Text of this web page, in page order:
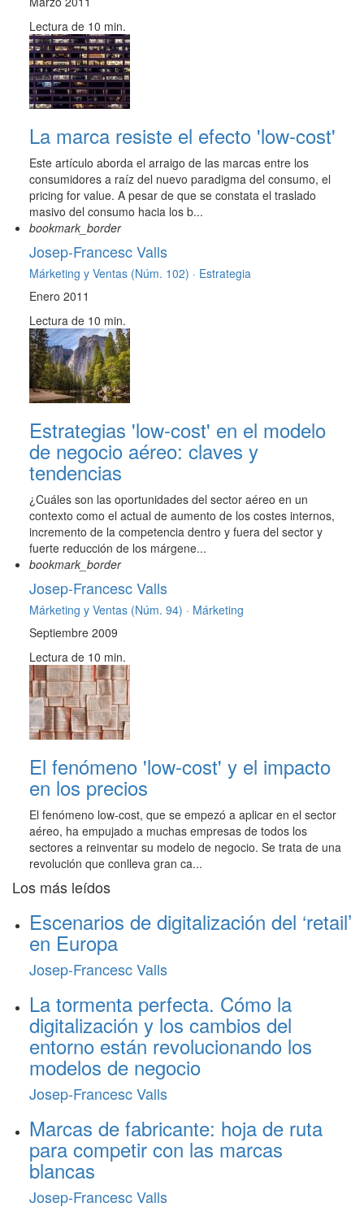
Lectura de 10 min.
La marca resiste el efecto 'low-cost'
Este artículo aborda el arraigo de las marcas entre los
consumidores a raíz del nuevo paradigma del consumo, el
pricing for value. A pesar de que se constata el traslado
masivo del consumo hacia los b...
bookmark_border
Josep-Francesc Valls
Márketing y Ventas (Núm. 102) · Estrategia
Enero 2011
Lectura de 10 min.
Estrategias 'low-cost' en el modelo
de negocio aéreo: claves y
tendencias
¿Cuáles son las oportunidades del sector aéreo en un
contexto como el actual de aumento de los costes internos,
incremento de la competencia dentro y fuera del sector y
fuerte reducción de los márgene...
bookmark_border
Josep-Francesc Valls
Márketing y Ventas (Núm. 94) · Márketing
Septiembre 2009
Lectura de 10 min.
El fenómeno 'low-cost' y el impacto
en los precios
El fenómeno low-cost, que se empezó a aplicar en el sector
aéreo, ha empujado a muchas empresas de todos los
sectores a reinventar su modelo de negocio. Se trata de una
revolución que conlleva gran ca...
Los más leídos
Escenarios de digitalización del ‘retail’
en Europa
Josep-Francesc Valls
La tormenta perfecta. Cómo la
digitalización y los cambios del
entorno están revolucionando los
modelos de negocio
Josep-Francesc Valls
Marcas de fabricante: hoja de ruta
para competir con las marcas
blancas
Josep-Francesc Valls